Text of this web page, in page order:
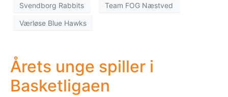
Svendborg Rabbits Team FOG Næstved
Værløse Blue Hawks
Årets unge spiller i
Basketligaen